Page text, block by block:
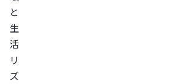
と
生
活
リ
ズ